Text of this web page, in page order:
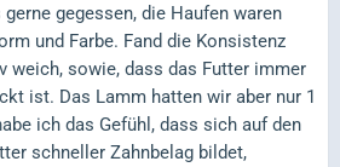
gegessen, die Haufen waren
und Farbe. Fand die Konsistenz
weich, sowie, dass das Futter immer
ist. Das Lamm hatten wir aber nur 1
ich das Gefühl, dass sich auf den
schneller Zahnbelag bildet,